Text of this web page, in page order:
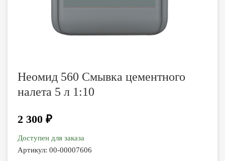
Неомид 560 Смывка цементного
налета 5 л 1:10
2 300 ₽
Доступен для заказа
Артикул: 00-00007606